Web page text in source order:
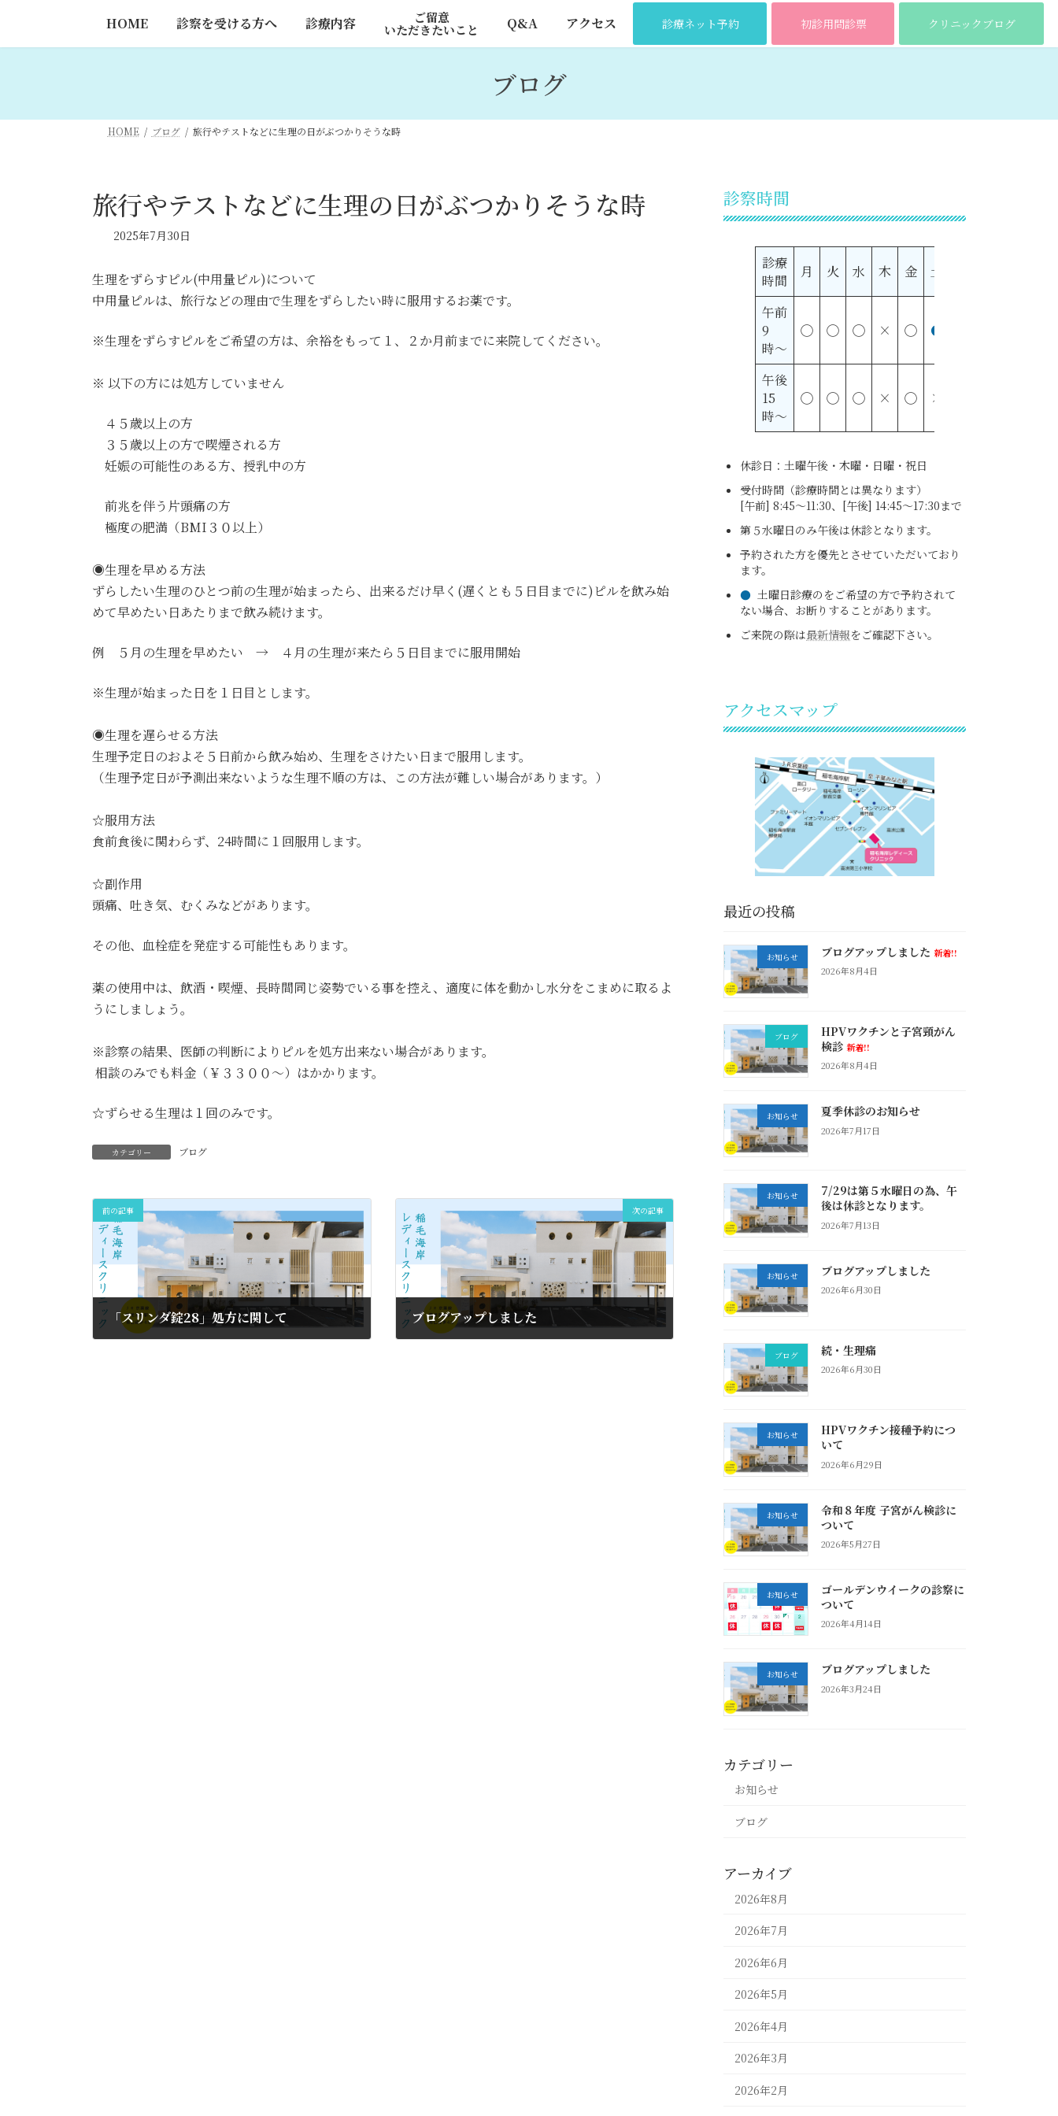
テ
ス
ゲ
ン
HOME 診察を受ける方へ 診療内容 ご留意
いただきたいこと Q&A アクセス 診療ネット予約 初診用問診票 クリニックブログ
ブログ
HOME ブログ 旅行やテストなどに生理の日がぶつかりそうな時
旅行やテストなどに生理の日がぶつかりそうな時
2025年7月30日
生理をずらすピル(中用量ピル)について
中用量ピルは、旅行などの理由で生理をずらしたい時に服用するお薬です。
※生理をずらすピルをご希望の方は、余裕をもって１、２か月前までに来院してください。
※ 以下の方には処方していません
４５歳以上の方
３５歳以上の方で喫煙される方
妊娠の可能性のある方、授乳中の方
前兆を伴う片頭痛の方
極度の肥満（BMI３０以上）
◉生理を早める方法
ずらしたい生理のひとつ前の生理が始まったら、出来るだけ早く(遅くとも５日目までに)ピルを飲み始
めて早めたい日あたりまで飲み続けます。
例 ５月の生理を早めたい → ４月の生理が来たら５日目までに服用開始
※生理が始まった日を１日目とします。
◉生理を遅らせる方法
生理予定日のおよそ５日前から飲み始め、生理をさけたい日まで服用します。
（生理予定日が予測出来ないような生理不順の方は、この方法が難しい場合があります。）
☆服用方法
食前食後に関わらず、24時間に１回服用します。
☆副作用
頭痛、吐き気、むくみなどがあります。
その他、血栓症を発症する可能性もあります。
薬の使用中は、飲酒・喫煙、長時間同じ姿勢でいる事を控え、適度に体を動かし水分をこまめに取るよ
うにしましょう。
※診察の結果、医師の判断によりピルを処方出来ない場合があります。
相談のみでも料金（￥３３００～）はかかります。
☆ずらせる生理は１回のみです。
カテゴリー ブログ
前の記事
「スリンダ錠28」処方に関して
次の記事
ブログアップしました
診察時間
診療
時間
月 火 水 木 金 土
午前
9
時〜
◯ ◯ ◯ × ◯ ●
午後
15
時〜
◯ ◯ ◯ × ◯ ×
休診日：土曜午後・木曜・日曜・祝日
受付時間（診療時間とは異なります）
[午前] 8:45～11:30、[午後] 14:45～17:30まで
第５水曜日のみ午後は休診となります。
予約された方を優先とさせていただいており
ます。
● 土曜日診療のをご希望の方で予約されて
ない場合、お断りすることがあります。
ご来院の際は最新情報をご確認下さい。
アクセスマップ
最近の投稿
お知らせ ブログアップしました 新着!!
2026年8月4日
ブログ
HPVワクチンと子宮頸がん
検診 新着!!
2026年8月4日
お知らせ 夏季休診のお知らせ
2026年7月17日
お知らせ
7/29は第５水曜日の為、午
後は休診となります。
2026年7月13日
お知らせ ブログアップしました
2026年6月30日
ブログ 続・生理痛
2026年6月30日
お知らせ
HPVワクチン接種予約につ
いて
2026年6月29日
お知らせ
令和８年度 子宮がん検診に
ついて
2026年5月27日
お知らせ
ゴールデンウイークの診察に
ついて
2026年4月14日
お知らせ ブログアップしました
2026年3月24日
カテゴリー
お知らせ
ブログ
アーカイブ
2026年8月
2026年7月
2026年6月
2026年5月
2026年4月
2026年3月
2026年2月